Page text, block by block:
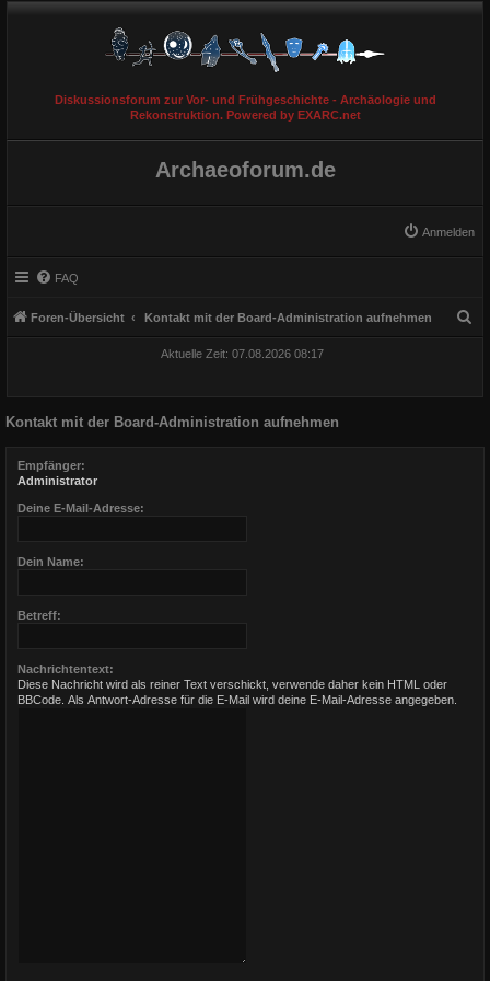
Diskussionsforum zur Vor- und Frühgeschichte - Archäologie und
Rekonstruktion. Powered by EXARC.net
Archaeoforum.de
Anmelden
FAQ
Foren-Übersicht Kontakt mit der Board-Administration aufnehmen
Aktuelle Zeit: 07.08.2026 08:17
Kontakt mit der Board-Administration aufnehmen
Empfänger:
Administrator
Deine E-Mail-Adresse:
Dein Name:
Betreff:
Nachrichtentext:
Diese Nachricht wird als reiner Text verschickt, verwende daher kein HTML oder
BBCode. Als Antwort-Adresse für die E-Mail wird deine E-Mail-Adresse angegeben.